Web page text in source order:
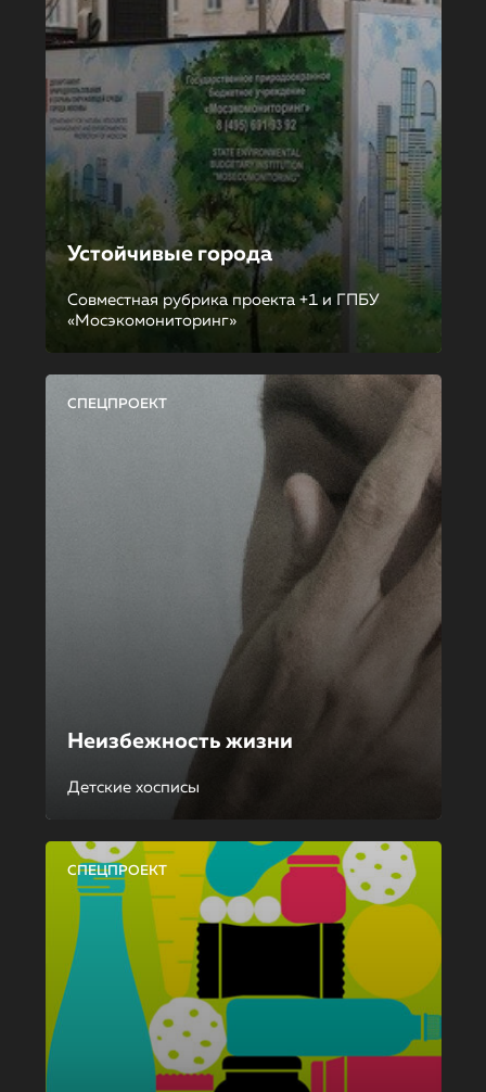
Устойчивые города
Совместная рубрика проекта +1 и ГПБУ
«Мосэкомониторинг»
СПЕЦПРОЕКТ
Неизбежность жизни
Детские хосписы
СПЕЦПРОЕКТ